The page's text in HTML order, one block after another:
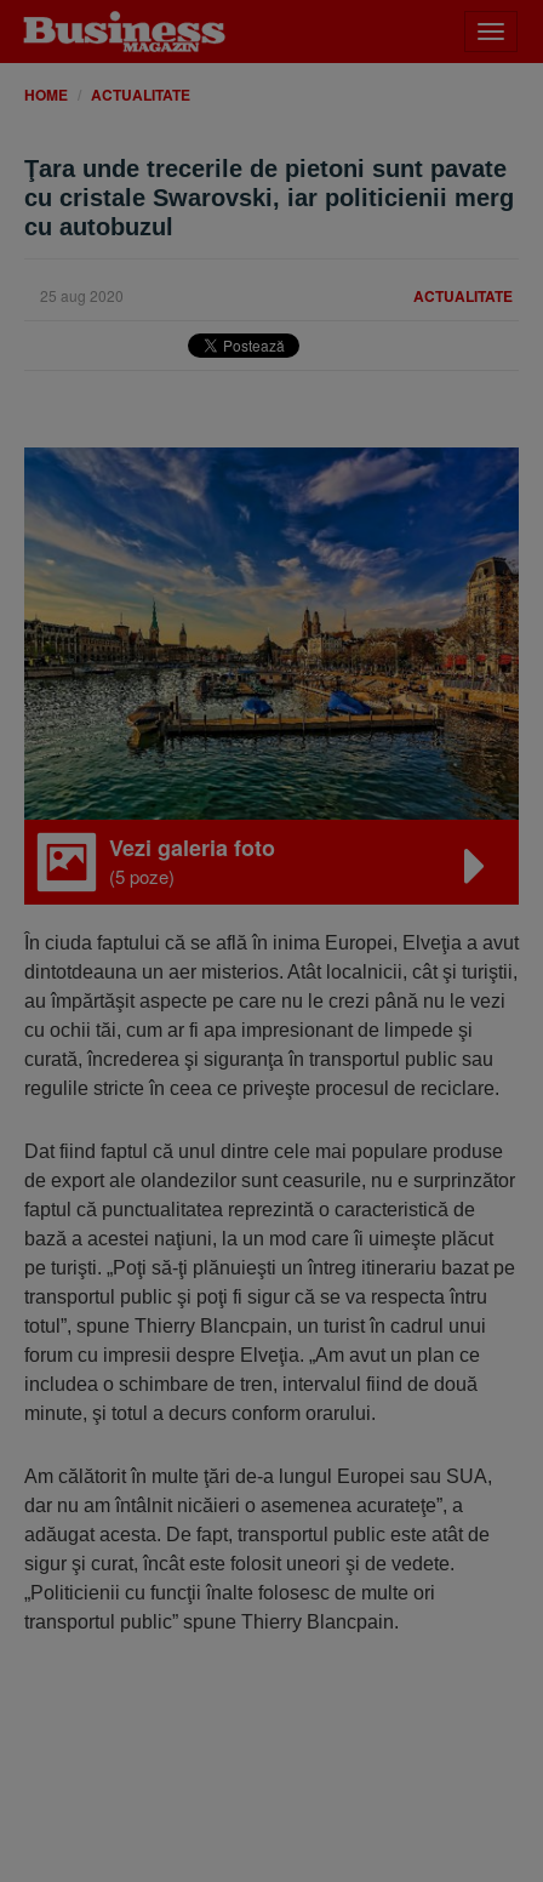
meniu
HOME ACTUALITATE
Ţara unde trecerile de pietoni sunt pavate
cu cristale Swarovski, iar politicienii merg
cu autobuzul
ACTUALITATE
25 aug 2020
Vezi galeria foto
(5 poze)
În ciuda faptului că se află în inima Europei, Elveţia a avut
dintotdeauna un aer misterios. Atât localnicii, cât şi turiştii,
au împărtăşit aspecte pe care nu le crezi până nu le vezi
cu ochii tăi, cum ar fi apa impresionant de limpede şi
curată, încrederea şi siguranţa în transportul public sau
regulile stricte în ceea ce priveşte procesul de reciclare.
Dat fiind faptul că unul dintre cele mai populare produse
de export ale olandezilor sunt ceasurile, nu e surprinzător
faptul că punctualitatea reprezintă o caracteristică de
bază a acestei naţiuni, la un mod care îi uimeşte plăcut
pe turişti. „Poţi să-ţi plănuieşti un întreg itinerariu bazat pe
transportul public şi poţi fi sigur că se va respecta întru
totul”, spune Thierry Blancpain, un turist în cadrul unui
forum cu impresii despre Elveţia. „Am avut un plan ce
includea o schimbare de tren, intervalul fiind de două
minute, şi totul a decurs conform orarului.
Am călătorit în multe ţări de-a lungul Europei sau SUA,
dar nu am întâlnit nicăieri o asemenea acurateţe”, a
adăugat acesta. De fapt, transportul public este atât de
sigur şi curat, încât este folosit uneori şi de vedete.
„Politicienii cu funcţii înalte folosesc de multe ori
transportul public” spune Thierry Blancpain.